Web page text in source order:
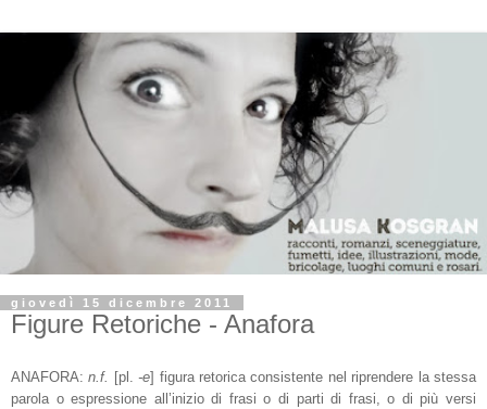
giovedì 15 dicembre 2011
Figure Retoriche - Anafora
ANAFORA:n.f. [pl.-e] figura retorica consistente nel riprendere la stessa
parola o espressione all’inizio di frasi o di parti di frasi, o di più versi